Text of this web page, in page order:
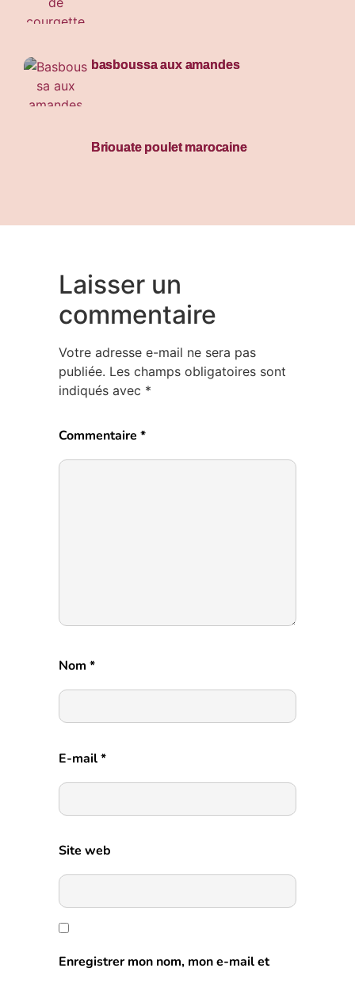
basboussa aux amandes
Briouate poulet marocaine
Laisser un
commentaire
Votre adresse e-mail ne sera pas
publiée. Les champs obligatoires sont
indiqués avec *
Commentaire *
Nom *
E-mail*
Site web
Enregistrer mon nom, mon e-mail et